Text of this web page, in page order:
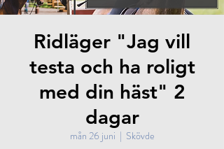
Ridläger "Jag vill
testa och ha roligt
med din häst" 2
dagar
mån 26 juni
  |
Skövde